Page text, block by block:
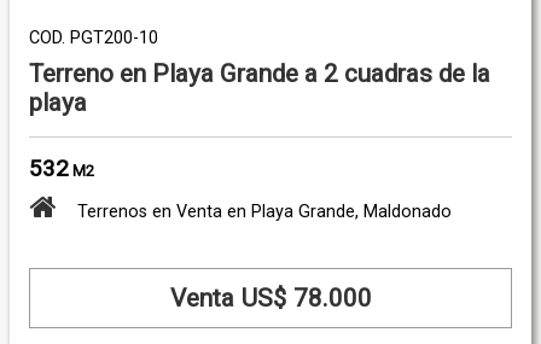
COD. PGT200-10
Terreno en Playa Grande a 2 cuadras de la
playa
532 M2
Terrenos en Venta en Playa Grande, Maldonado
Venta US$ 78.000